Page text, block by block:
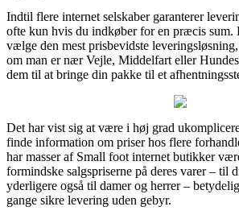
Indtil flere internet selskaber garanterer
ofte kun hvis du indkøber for en præcis sum.
vælge den mest prisbevidste
om man er nær Vejle, Middelfart eller
dem til at bringe din pakke til et
Det har vist sig at være i høj grad
finde information om priser hos flere
har masser af Small foot internet butikker
formindske salgspriserne på deres varer – til
yderligere også til damer og herrer –
gange sikre levering uden gebyr.